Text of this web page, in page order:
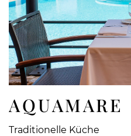
AQUAMARE
Traditionelle Küche